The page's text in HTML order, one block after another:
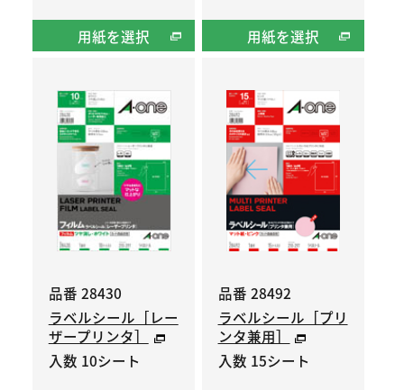
用紙を選択 用紙を選択
品番 28430
ラベルシール［レー
ザープリンタ］
入数 10シート
品番 28492
ラベルシール［プリ
ンタ兼用］
入数 15シート